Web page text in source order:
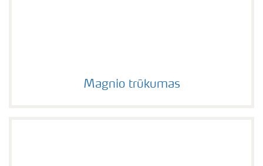
Magnio trūkumas
Magnio trūkumas